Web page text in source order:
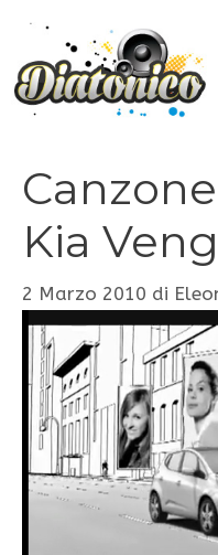
contenuto
Kia
2 Marzo 2010 di